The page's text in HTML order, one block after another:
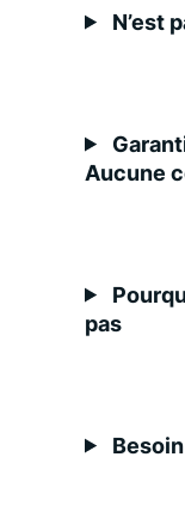
N’est
Aucune
pas